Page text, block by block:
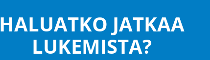
HALUATKO JATKAA
LUKEMISTA?